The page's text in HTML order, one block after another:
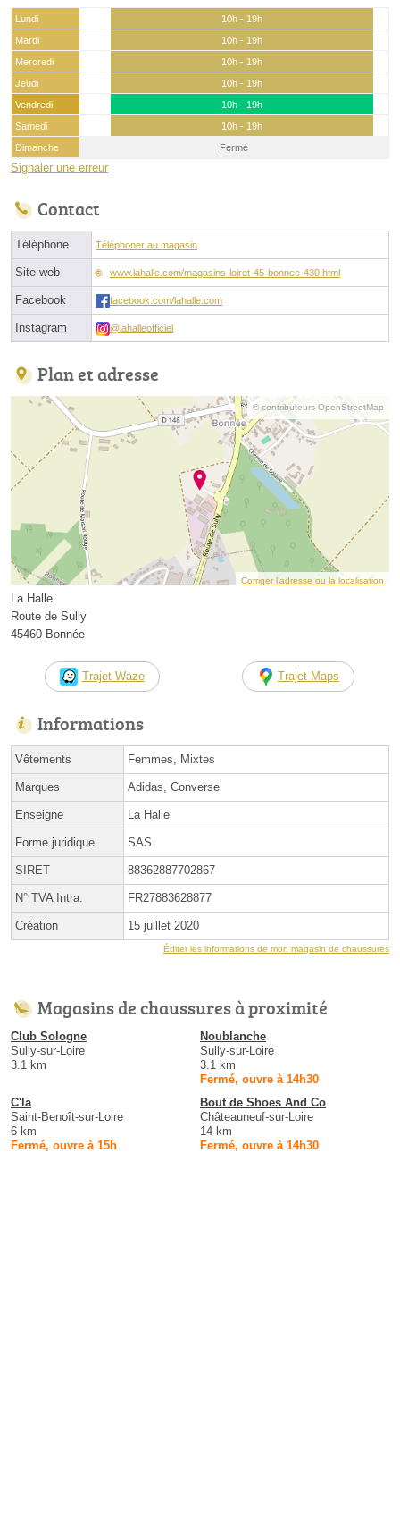
Lundi
10h - 19h
Mardi
10h - 19h
Mercredi
10h - 19h
Jeudi
10h - 19h
Vendredi
10h - 19h
Samedi
10h - 19h
Dimanche
Fermé
Signaler une erreur
Contact
Téléphone Téléphoner au magasin
Site web www.lahalle.com/magasins-loiret-45-bonnee-430.html
Facebook facebook.com/lahalle.com
Instagram @lahalleofficiel
Plan et adresse
© contributeurs OpenStreetMap
Corriger l’adresse ou la localisation
La Halle
Route de Sully
45460 Bonnée
Trajet Waze Trajet Maps
Informations
Vêtements Femmes, Mixtes
Marques Adidas, Converse
Enseigne La Halle
Forme juridique SAS
SIRET 88362887702867
N° TVA Intra. FR27883628877
Création 15 juillet 2020
Éditer les informations de mon magasin de chaussures
Magasins de chaussures à proximité
Club Sologne
Sully-sur-Loire
3.1 km
Noublanche
Sully-sur-Loire
3.1 km
Fermé, ouvre à 14h30
C'la
Saint-Benoît-sur-Loire
6 km
Fermé, ouvre à 15h
Bout de Shoes And Co
Châteauneuf-sur-Loire
14 km
Fermé, ouvre à 14h30